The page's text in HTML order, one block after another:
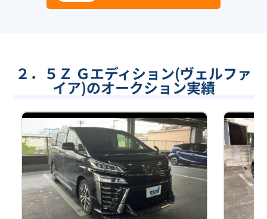
２．５Ｚ Ｇエディション(ヴェルファ
イア)のオークション実績